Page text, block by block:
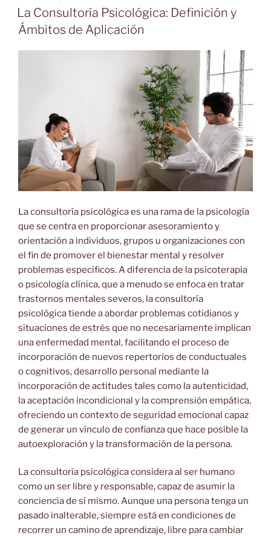
EL
La Consultoría Psicológica: Definición y
Ámbitos de Aplicación
La consultoría psicológica es una rama de la psicología
que se centra en proporcionar asesoramiento y
orientación a individuos, grupos u organizaciones con
el fin de promover el bienestar mental y resolver
problemas específicos. A diferencia de la psicoterapia
o psicología clínica, que a menudo se enfoca en tratar
trastornos mentales severos, la consultoría
psicológica tiende a abordar problemas cotidianos y
situaciones de estrés que no necesariamente implican
una enfermedad mental, facilitando el proceso de
incorporación de nuevos repertorios de conductuales
o cognitivos, desarrollo personal mediante la
incorporación de actitudes tales como la autenticidad,
la aceptación incondicional y la comprensión empática,
ofreciendo un contexto de seguridad emocional capaz
de generar un vínculo de confianza que hace posible la
autoexploración y la transformación de la persona.
La consultoría psicológica considera al ser humano
como un ser libre y responsable, capaz de asumir la
conciencia de sí mismo. Aunque una persona tenga un
pasado inalterable, siempre está en condiciones de
recorrer un camino de aprendizaje, libre para cambiar